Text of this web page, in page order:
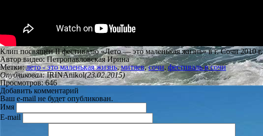
Клип посвящён II фестивалю «Лето — это маленькая жизнь» в г. Сочи 2010 г.
Автор видео: Петропавловская Ирина
Метки:лето - это маленькая жизнь,митяев,сочи,фестиваль в сочи
Опубликовал:IRINAnikol(23.02.2015)
Просмотров: 646
Добавить комментарий
Ваш e-mail не будет опубликован.
Имя
E-mail